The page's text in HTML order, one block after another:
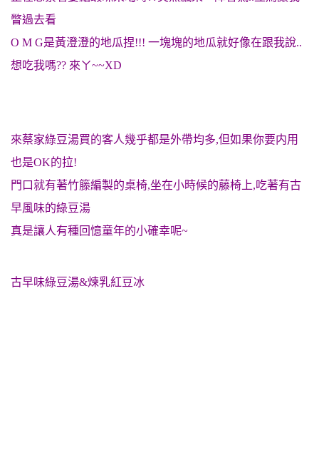
瞥過去看
O M G是黃澄澄的地瓜捏!!! 一塊塊的地瓜就好像在跟我說..
想吃我嗎?? 來ㄚ~~XD
來蔡家綠豆湯買的客人幾乎都是外帶均多,但如果你要内用
也是OK的拉!
門口就有著竹籐編製的桌椅,坐在小時候的藤椅上,吃著有古
早風味的綠豆湯
真是讓人有種回憶童年的小確幸呢~
古早味綠豆湯&煉乳紅豆冰